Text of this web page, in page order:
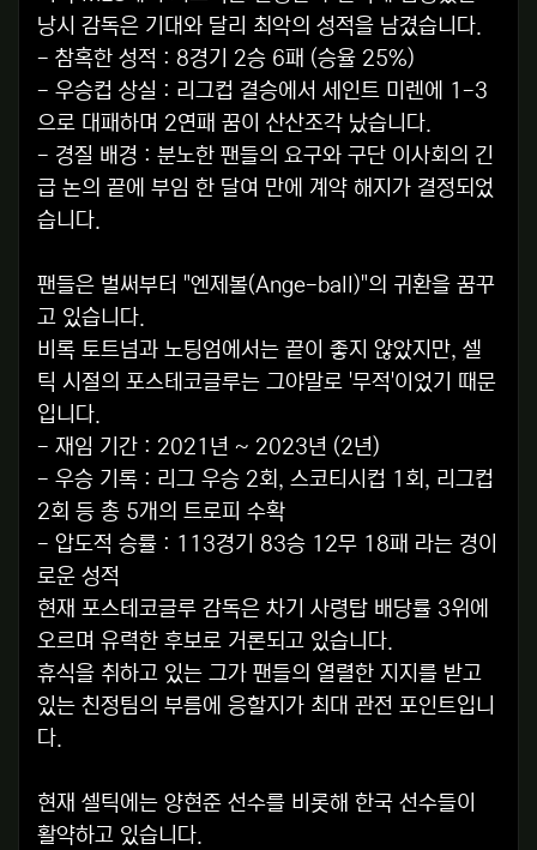
낭시 감독은 기대와 달리 최악의 성적을 남겼습니다.
- 참혹한 성적 : 8경기 2승 6패 (승율 25%)
- 우승컵 상실 : 리그컵 결승에서 세인트 미렌에 1-3
으로 대패하며 2연패 꿈이 산산조각 났습니다.
- 경질 배경 : 분노한 팬들의 요구와 구단 이사회의 긴
급 논의 끝에 부임 한 달여 만에 계약 해지가 결정되었
습니다.
팬들은 벌써부터 "엔제볼(Ange-ball)"의 귀환을 꿈꾸
고 있습니다.
비록 토트넘과 노팅엄에서는 끝이 좋지 않았지만, 셀
틱 시절의 포스테코글루는 그야말로 '무적'이었기 때문
입니다.
- 재임 기간 : 2021년 ~ 2023년 (2년)
- 우승 기록 : 리그 우승 2회, 스코티시컵 1회, 리그컵
2회 등 총 5개의 트로피 수확
- 압도적 승률 : 113경기 83승 12무 18패 라는 경이
로운 성적
현재 포스테코글루 감독은 차기 사령탑 배당률 3위에
오르며 유력한 후보로 거론되고 있습니다.
휴식을 취하고 있는 그가 팬들의 열렬한 지지를 받고
있는 친정팀의 부름에 응할지가 최대 관전 포인트입니
다.
현재 셀틱에는 양현준 선수를 비롯해 한국 선수들이
활약하고 있습니다.